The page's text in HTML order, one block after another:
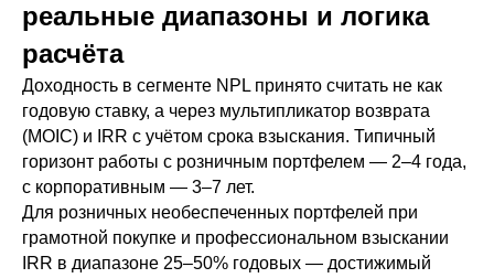
реальные диапазоны и логика
расчёта
Доходность в сегменте NPL принято считать не как
годовую ставку, а через мультипликатор возврата
(MOIC) и IRR с учётом срока взыскания. Типичный
горизонт работы с розничным портфелем — 2–4 года,
с корпоративным — 3–7 лет.
Для розничных необеспеченных портфелей при
грамотной покупке и профессиональном взыскании
IRR в диапазоне 25–50% годовых — достижимый